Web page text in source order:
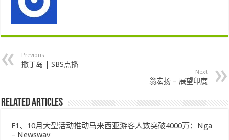
Previous
撒丁岛 | SBS点播
Next
翁宏扬 – 展望印度
Related Articles
F1、10月大型活动推动马来西亚游客人数突破4000万：Nga
– Newswav